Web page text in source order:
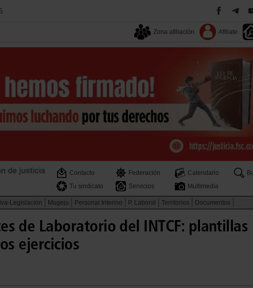
Zona afiliación Afiliate
Contacto Federación Calendario
Tu sindicato
Servicios Multimedia
Legislación Mugeju Personal Interino P. Laboral Territorios Documentos
de Laboratorio del INTCF: plantillas
ejercicios